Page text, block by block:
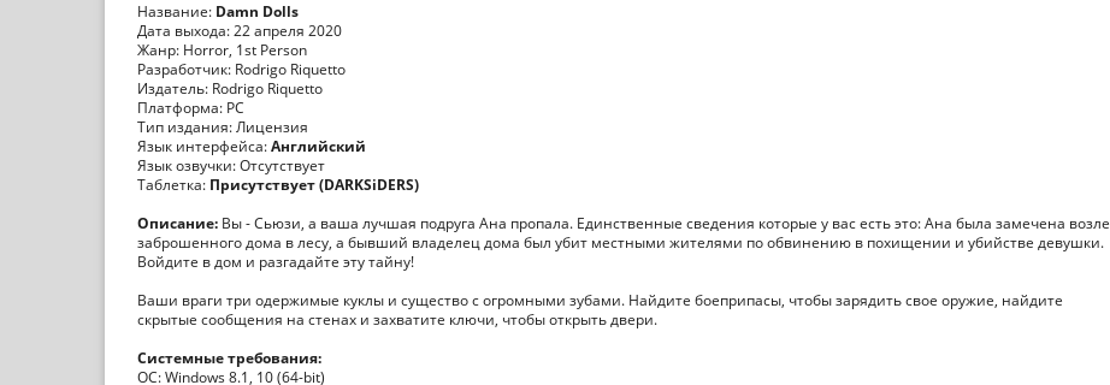
Название: Damn Dolls
Дата выхода: 22 апреля 2020
Жанр: Horror, 1st Person
Разработчик: Rodrigo Riquetto
Издатель: Rodrigo Riquetto
Платформа: PC
Тип издания: Лицензия
Язык интерфейса:Английский
Язык озвучки: Отсутствует
Таблетка: Присутствует (DARKSiDERS)
Описание: Вы - Сьюзи, а ваша лучшая подруга Ана пропала. Единственные сведения которые у вас есть это: Ана была замечена возле
заброшенного дома в лесу, а бывший владелец дома был убит местными жителями по обвинению в похищении и убийстве девушки.
Войдите в дом и разгадайте эту тайну!
Ваши враги три одержимые куклы и существо с огромными зубами. Найдите боеприпасы, чтобы зарядить свое оружие, найдите
скрытые сообщения на стенах и захватите ключи, чтобы открыть двери.
Системные требования:
ОС: Windows 8.1, 10 (64-bit)